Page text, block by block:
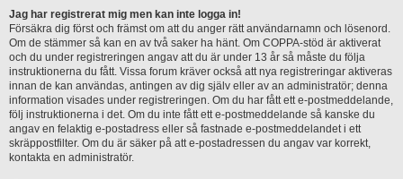
Jag har registrerat mig men kan inte logga in!
Försäkra dig först och främst om att du anger rätt användarnamn och lösenord.
Om de stämmer så kan en av två saker ha hänt. Om COPPA-stöd är aktiverat
och du under registreringen angav att du är under 13 år så måste du följa
instruktionerna du fått. Vissa forum kräver också att nya registreringar aktiveras
innan de kan användas, antingen av dig själv eller av an administratör; denna
information visades under registreringen. Om du har fått ett e-postmeddelande,
följ instruktionerna i det. Om du inte fått ett e-postmeddelande så kanske du
angav en felaktig e-postadress eller så fastnade e-postmeddelandet i ett
skräppostfilter. Om du är säker på att e-postadressen du angav var korrekt,
kontakta en administratör.